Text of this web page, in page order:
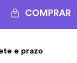
COMPRAR
e prazo